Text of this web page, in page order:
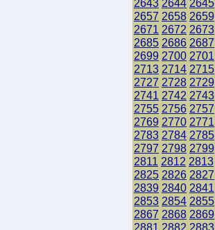
2643 2644 2645
2657 2658 2659
2671 2672 2673
2685 2686 2687
2699 2700 2701
2713 2714 2715
2727 2728 2729
2741 2742 2743
2755 2756 2757
2769 2770 2771
2783 2784 2785
2797 2798 2799
2811 2812 2813
2825 2826 2827
2839 2840 2841
2853 2854 2855
2867 2868 2869
2881 2882 2883